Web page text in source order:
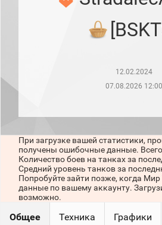
игроков
Кланы
Статистика
стримеров
Информация
12.02.2024
07.08.2026 12:00
При загрузке вашей статистики,
получены ошибочные данные.
Количество боев на танках за
Средний уровень танков за
Попробуйте зайти позже, когда
данные по вашему аккаунту.
возможно.
Общее Техника Графики